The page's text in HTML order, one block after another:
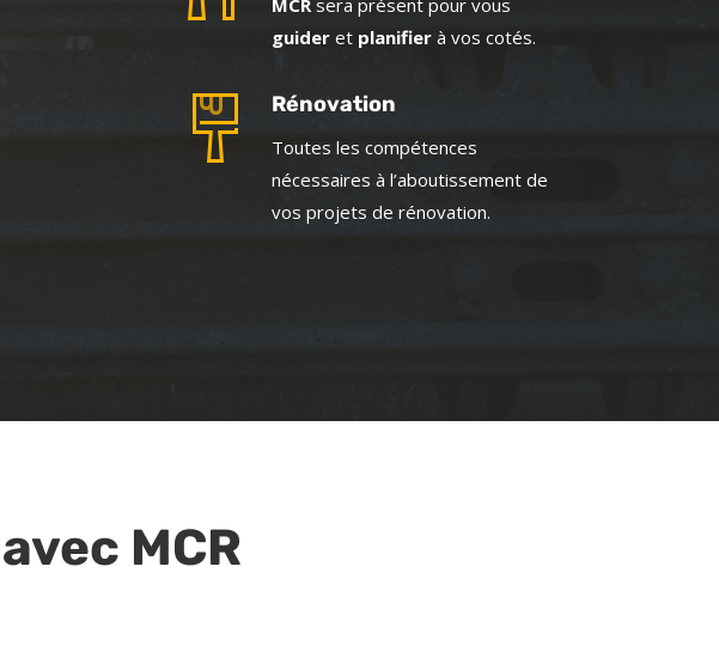
MCRsera présent pour vous
guider et planifier à vos cotés.
Rénovation
Toutes les compétences
nécessaires à l’aboutissement de
vos projets de rénovation.
MCR